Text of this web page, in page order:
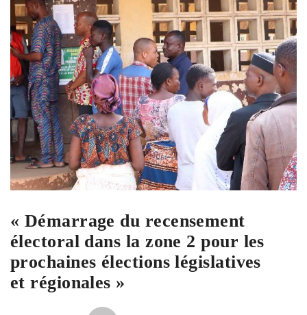
« Démarrage du recensement
électoral dans la zone 2 pour les
prochaines élections législatives
et régionales »